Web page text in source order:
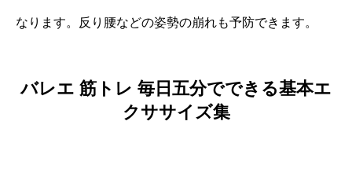
なります。反り腰などの姿勢の崩れも予防できます。
バレエ 筋トレ 毎日五分でできる基本エ
クササイズ集